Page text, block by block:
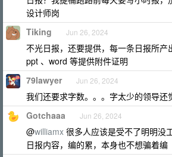
设计师岗
Tiking Jun 26, 2024
不光日报，还要提供，每一条日报所产
ppt 、word 等提供附件证明
79lawyer Jun 26, 2024
我们还要求字数。。。字太少的领导还
Gotchaaa Jun 26, 2024
@williamx 很多人应该是受不了明明没
日报内容，编的累，本身也不想骗着编